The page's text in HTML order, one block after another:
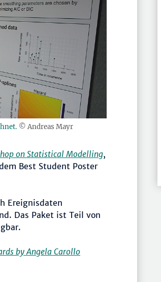
© Andreas Mayr
on Statistical Modelling,
Best Student Poster
Ereignisdaten
Das Paket ist Teil von
by Angela Carollo